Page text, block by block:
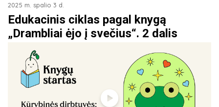
2025 m. spalio 3 d.
Edukacinis ciklas pagal knygą
„Drambliai ėjo į svečius“. 2 dalis